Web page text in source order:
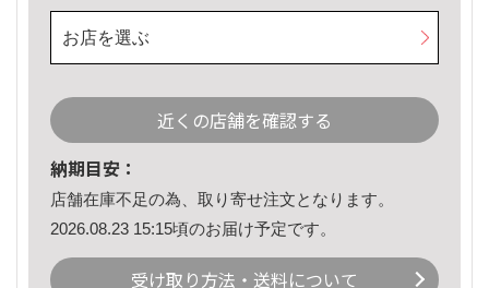
お店を選ぶ
近くの店舗を確認する
納期目安：
店舗在庫不足の為、取り寄せ注文となります。
2026.08.23 15:15頃のお届け予定です。
受け取り方法・送料について